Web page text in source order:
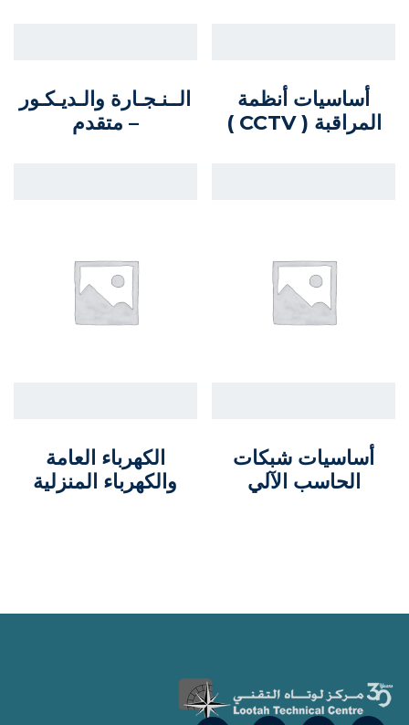
أساسيات أنظمة
المراقبة ( CCTV )
الــنـجـارة والـديـكـور
– متقدم
أساسيات شبكات
الحاسب الآلي
الكهرباء العامة
والكهرباء المنزلية